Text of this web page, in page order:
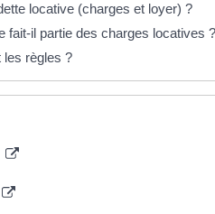
locative (charges et loyer) ?
fait-il partie des charges locatives ?
les règles ?